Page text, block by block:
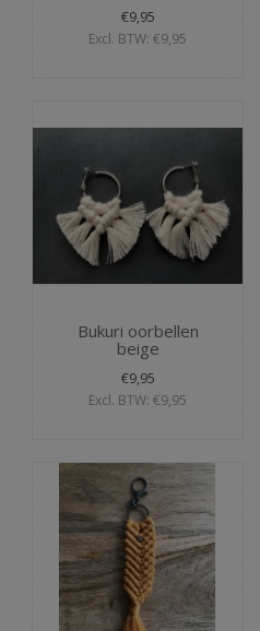
€9,95
Excl. BTW: €9,95
Bukuri oorbellen
beige
€9,95
Excl. BTW: €9,95